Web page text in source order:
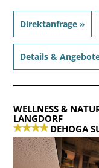
Direktanfrage »
Details &
WELLNESS &
LANGDORF
DEHOGA